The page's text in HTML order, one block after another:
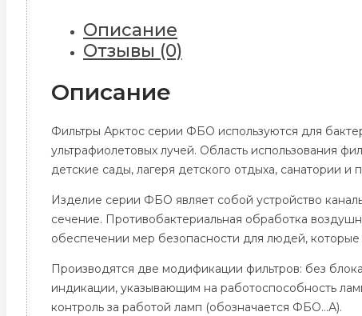
ФБО
1000x500
Описание
Отзывы (0)
Описание
Фильтры Арктос серии ФБО используются для
ультрафиолетовых лучей. Область использования
детские сады, лагеря детского отдыха, санатории и
Изделие серии ФБО являет собой устройство
сечение. Противобактериальная обработка
обеспечении мер безопасности для людей,
Производятся две модификации фильтров: без
индикации, указывающим на работоспособность
контроль за работой ламп (обозначается ФБО…А).